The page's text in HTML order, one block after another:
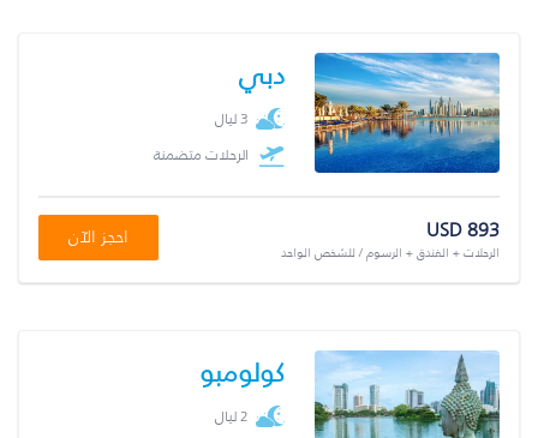
دبي
3 ليال
الرحلات متضمنة
USD 893
الرحلات + الفندق + الرسوم / للشخص الواحد
احجز الآن
كولومبو
2 ليال